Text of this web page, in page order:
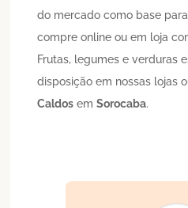
do mercado como base
compre online ou em loja
Frutas, legumes e verduras
disposição em nossas lojas
Caldos emSorocaba.